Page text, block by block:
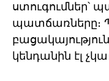
ստուգումներ՝
պատճառները։
կենդանին էլ